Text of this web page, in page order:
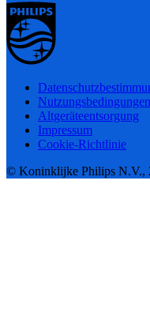
Nutzungsbedingungen
Altgeräteentsorgung
Impressum
Cookie-Richtlinie
© Koninklijke Philips N.V.,